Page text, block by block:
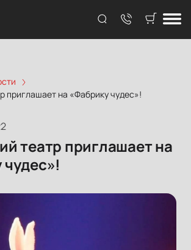
приглашает на «Фабрику чудес»!
театр приглашает на